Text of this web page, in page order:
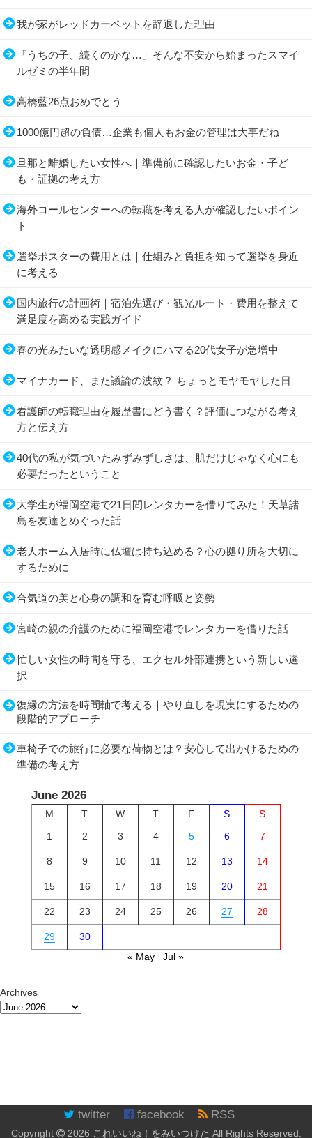
我が家がレッドカーペットを辞退した理由
「うちの子、続くのかな…」そんな不安から始まったスマイ
ルゼミの半年間
高橋藍26点おめでとう
1000億円超の負債…企業も個人もお金の管理は大事だね
旦那と離婚したい女性へ｜準備前に確認したいお金・子ど
も・証拠の考え方
海外コールセンターへの転職を考える人が確認したいポイン
ト
選挙ポスターの費用とは｜仕組みと負担を知って選挙を身近
に考える
国内旅行の計画術｜宿泊先選び・観光ルート・費用を整えて
満足度を高める実践ガイド
春の光みたいな透明感メイクにハマる20代女子が急増中
マイナカード、また議論の波紋？ ちょっとモヤモヤした日
看護師の転職理由を履歴書にどう書く？評価につながる考え
方と伝え方
40代の私が気づいたみずみずしさは、肌だけじゃなく心にも
必要だったということ
大学生が福岡空港で21日間レンタカーを借りてみた！天草諸
島を友達とめぐった話
老人ホーム入居時に仏壇は持ち込める？心の拠り所を大切に
するために
合気道の美と心身の調和を育む呼吸と姿勢
宮崎の親の介護のために福岡空港でレンタカーを借りた話
忙しい女性の時間を守る、エクセル外部連携という新しい選
択
復縁の方法を時間軸で考える｜やり直しを現実にするための
段階的アプローチ
車椅子での旅行に必要な荷物とは？安心して出かけるための
準備の考え方
June 2026
M T W T F S
S
1
2 3 4 5 6 7
8 9 10 11 12 13 14
15 16 17 18 19 20 21
22 23 24 25 26 27 28
29
30
« May
Jul »
Archives
twitter facebook RSS
Copyright 2026 これいいね！をみいつけた All Rights Reserved.